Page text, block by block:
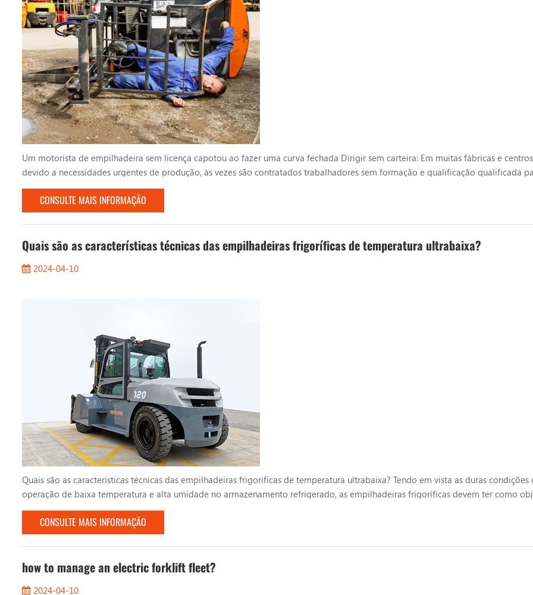
Um motorista de empilhadeira sem licença capotou ao fazer uma curva fechada Dirigir sem carteira: Em muitas fábricas e
devido a necessidades urgentes de produção, às vezes são contratados trabalhadores sem formação e qualificação qualificada
empilhadeiras . Esses motoristas sem licença não possuem conhecimentos e habilidades básicas na operação de empilhadeiras,
CONSULTE MAIS INFORMAÇÃO
Quais são as características técnicas das empilhadeiras frigoríficas de temperatura ultrabaixa?
2024-04-10
Quais são as características técnicas das empilhadeiras frigoríficas de temperatura ultrabaixa? Tendo em vista as duras condições
operação de baixa temperatura e alta umidade no armazenamento refrigerado, as empilhadeiras frigoríficas devem ter como
atender às características técnicas e tomar contramedidas para garantir o funcionamento normal da empilhadeira. As medidas
são...CONSULTE MAIS INFORMAÇÃO
how to manage an electric forklift fleet?
2024-04-10